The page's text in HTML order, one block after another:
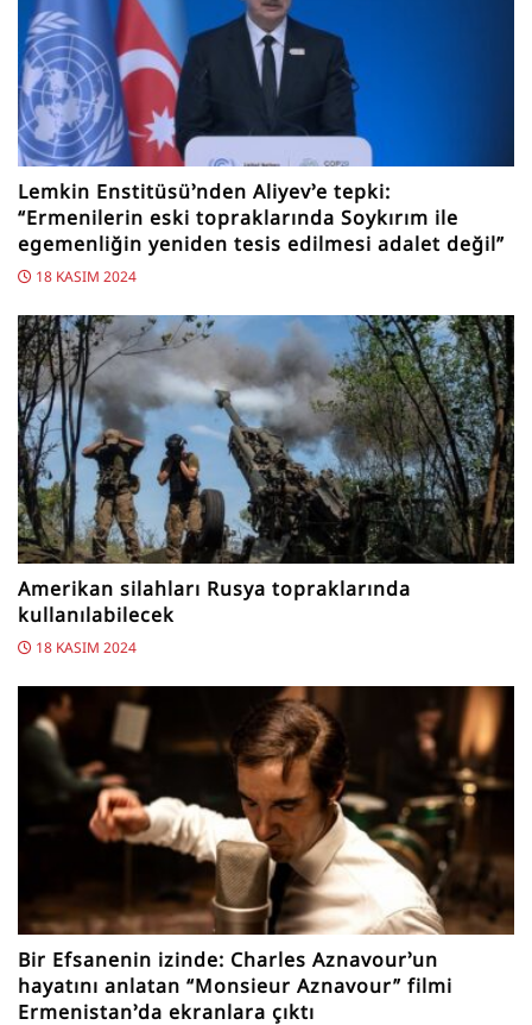
Lemkin Enstitüsü’nden Aliyev’e tepki:
“Ermenilerin eski topraklarında Soykırım ile
egemenliğin yeniden tesis edilmesi adalet değil”
18 KASIM 2024
Amerikan silahları Rusya topraklarında
kullanılabilecek
18 KASIM 2024
Bir Efsanenin izinde: Charles Aznavour’un
hayatını anlatan “Monsieur Aznavour” filmi
Ermenistan’da ekranlara çıktı